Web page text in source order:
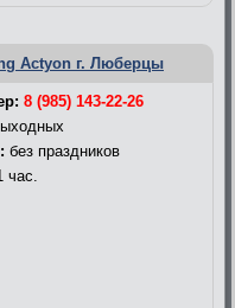
Actyon г. Люберцы
8 (985) 143-22-26
без праздников
час.